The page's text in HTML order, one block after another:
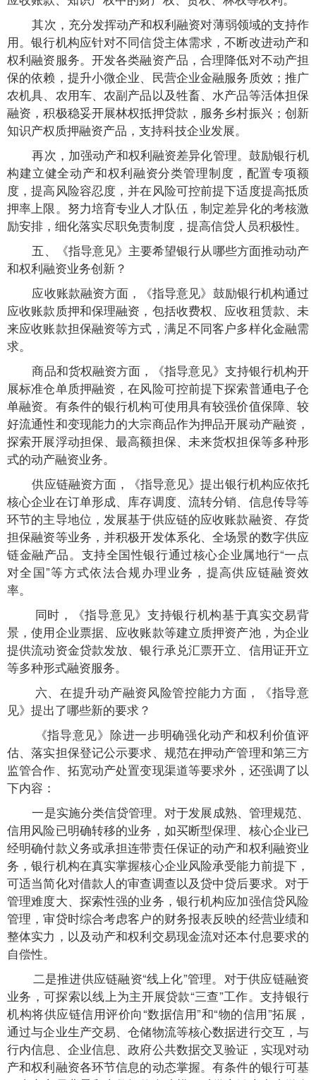
其次，充分发挥动产和权利融资对薄弱领域的支持作
用。银行机构应针对不同信贷主体需求，不断改进动产和
权利融资服务。开发各类融资产品，合理降低对不动产担
保的依赖，提升小微企业、民营企业金融服务质效；推广
农机具、农用车、农副产品以及牲畜、水产品等活体担保
融资，积极稳妥开展林权抵押贷款，服务乡村振兴；创新
知识产权质押融资产品，支持科技企业发展。
再次，加强动产和权利融资差异化管理。鼓励银行机
构建立健全动产和权利融资分类管理制度，配置专项额
度，提高风险容忍度，并在风险可控前提下适度提高抵质
押率上限。努力培育专业人才队伍，制定差异化的考核激
励安排，细化落实尽职免责制度，提高信贷人员积极性。
五、《指导意见》主要希望银行从哪些方面推动动产
和权利融资业务创新？
应收账款融资方面，《指导意见》鼓励银行机构通过
应收账款质押和保理融资，包括收费权、应收租赁款、未
来应收账款担保融资等方式，满足不同客户多样化金融需
求。
商品和货权融资方面，《指导意见》支持银行机构开
展标准仓单质押融资，在风险可控前提下探索普通电子仓
单融资。有条件的银行机构可使用具有较强价值保障、较
好流通性和变现能力的大宗商品作为押品开展动产融资，
探索开展浮动担保、最高额担保、未来货权担保等多种形
式的动产融资业务。
供应链融资方面，《指导意见》提出银行机构应依托
核心企业在订单形成、库存调度、流转分销、信息传导等
环节的主导地位，发展基于供应链的应收账款融资、存货
担保融资等业务，并积极开发体系化、全场景的数字供应
链金融产品。支持全国性银行通过核心企业属地行“一点
对全国”等方式依法合规办理业务，提高供应链融资效
率。
同时，《指导意见》支持银行机构基于真实交易背
景，使用企业票据、应收账款等建立质押资产池，为企业
提供流动资金贷款发放、银行承兑汇票开立、信用证开立
等多种形式融资服务。
六、在提升动产融资风险管控能力方面，《指导意
见》提出了哪些新的要求？
《指导意见》除进一步明确强化动产和权利价值评
估、落实担保登记公示要求、规范在押动产管理和第三方
监管合作、拓宽动产处置变现渠道等要求外，还强调了以
下内容：
一是实施分类信贷管理。对于发展成熟、管理规范、
信用风险已明确转移的业务，如买断型保理、核心企业已
经明确付款义务或承担连带责任保证的动产和权利融资业
务，银行机构在真实掌握核心企业风险承受能力前提下，
可适当简化对借款人的审查调查以及贷中贷后要求。对于
管理难度大、探索性强的业务，银行机构应加强信贷风险
管理，审贷时综合考虑客户的财务报表反映的经营业绩和
整体实力，以及动产和权利交易现金流对还本付息要求的
自偿性。
二是推进供应链融资“线上化”管理。对于供应链融资
业务，可探索以线上为主开展贷款“三查”工作。支持银行
机构将供应链信用评价向“数据信用”和“物的信用”拓展，
通过与企业生产交易、仓储物流等核心数据进行交互，与
行内信息、企业信息、政府公共数据交叉验证，实现对动
产和权利融资各环节信息的动态掌握。有条件的银行可基